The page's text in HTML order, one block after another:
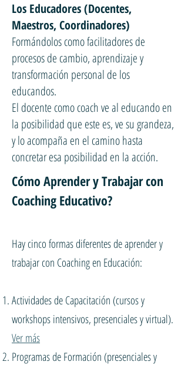
Los Educadores (Docentes,
Maestros, Coordinadores)
Formándolos como facilitadores de
procesos de cambio, aprendizaje y
transformación personal de los
educandos.
El docente como coach ve al educando en
la posibilidad que este es, ve su grandeza,
y lo acompaña en el camino hasta
concretar esa posibilidad en la acción.
Cómo Aprender y Trabajar con
Coaching Educativo?
Hay cinco formas diferentes de aprender y
trabajar con Coaching en Educación:
Actividades de Capacitación (cursos y
workshops intensivos, presenciales y virtual).
Ver más
Programas de Formación (presenciales y